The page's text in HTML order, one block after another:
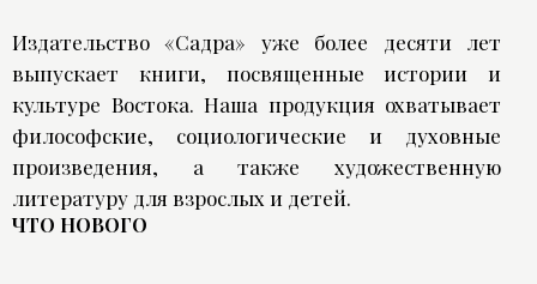
Издательство «Садра» уже более десяти лет
выпускает книги, посвященные истории и
культуре Востока. Наша продукция охватывает
философские, социологические и духовные
произведения, а также художественную
литературу для взрослых и детей.
ЧТО НОВОГО